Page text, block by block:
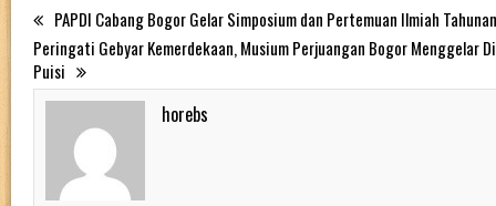
PAPDI Cabang Bogor Gelar Simposium dan Pertemuan Ilmiah
Peringati Gebyar Kemerdekaan, Musium Perjuangan Bogor Menggelar
Puisi
horebs